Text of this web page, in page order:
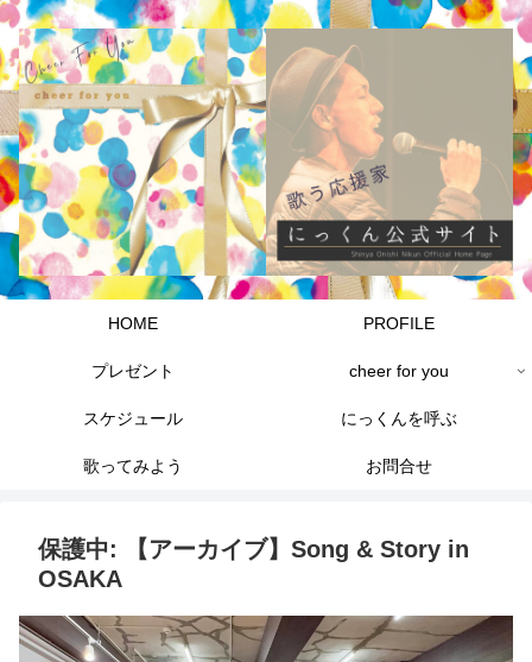
HOME PROFILE
プレゼント cheer for you
スケジュール にっくんを呼ぶ
歌ってみよう お問合せ
保護中: 【アーカイブ】Song & Story in
OSAKA